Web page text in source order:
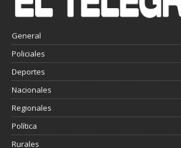
General
Policiales
Deportes
Nacionales
Regionales
Política
Rurales